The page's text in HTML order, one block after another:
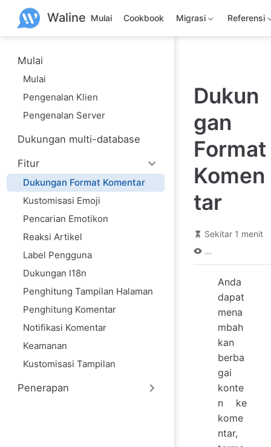
Waline Mulai Cookbook Migrasi Referensi
Mulai
Mulai
Pengenalan Klien
Pengenalan Server
Dukungan multi-database
Fitur
Dukungan Format Komentar
Kustomisasi Emoji
Pencarian Emotikon
Reaksi Artikel
Label Pengguna
Dukungan I18n
Penghitung Tampilan Halaman
Penghitung Komentar
Notifikasi Komentar
Keamanan
Kustomisasi Tampilan
Penerapan
Dukun
gan
Format
Komen
tar
Sekitar 1 menit
...
Anda
dapat
mena
mbah
kan
berba
gai
konte
n ke
kome
ntar,